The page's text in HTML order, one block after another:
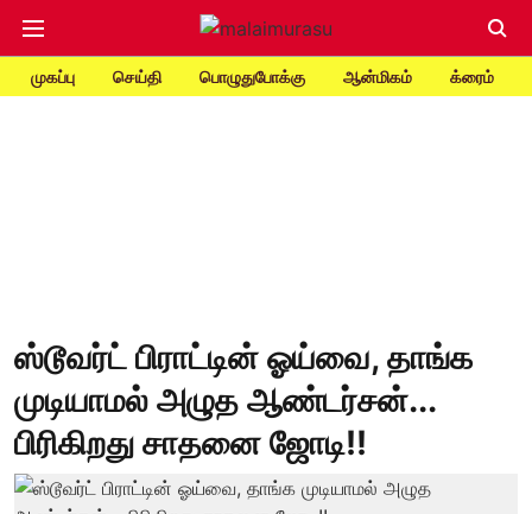
முகப்பு செய்தி பொழுதுபோக்கு ஆன்மிகம் க்ரைம்
ஸ்டூவர்ட் பிராட்டின் ஓய்வை, தாங்க
முடியாமல் அழுத ஆண்டர்சன்...
பிரிகிறது சாதனை ஜோடி!!